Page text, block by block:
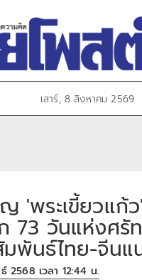
เสาร์, 8 สิงหาคม 2569
'พระเขี้ยวแก้
73 วันแห่งศรั
มพันธ์ไทย-จีน
2568 เวลา 12:44 น.